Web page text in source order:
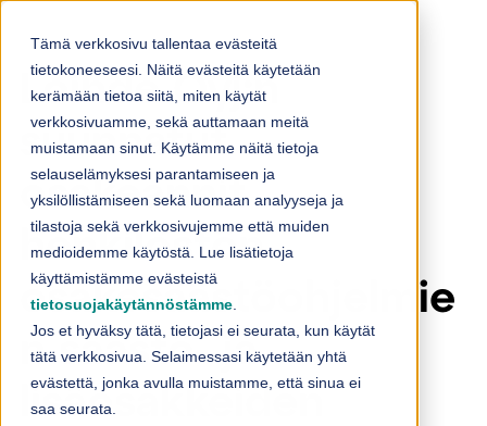
Tämä verkkosivu tallentaa evästeitä
tietokoneeseesi. Näitä evästeitä käytetään
kerämään tietoa siitä, miten käytät
verkkosivuamme, sekä auttamaan meitä
muistamaan sinut. Käytämme näitä tietoja
selauselämyksesi parantamiseen ja
yksilöllistämiseen sekä luomaan analyyseja ja
tilastoja sekä verkkosivujemme että muiden
medioidemme käytöstä. Lue lisätietoja
käyttämistämme evästeistä
tietosuojakäytännöstämme
Jos et hyväksy tätä, tietojasi ei seurata, kun käytät
tätä verkkosivua. Selaimessasi käytetään yhtä
evästettä, jonka avulla muistamme, että sinua ei
saa seurata.
Loihde Oyj:n
suunnatut
osakeannit
henkilöstön
osakesäästöohjelmie
n säästö- ja
lisäosakkeiden